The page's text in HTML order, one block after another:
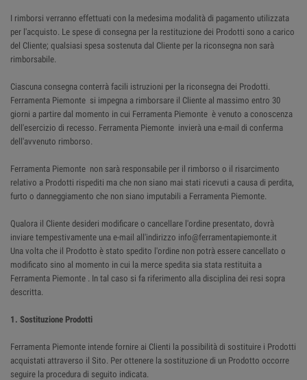
I rimborsi verranno effettuati con la medesima modalità di pagamento utilizzata
per l'acquisto. Le spese di consegna per la restituzione dei Prodotti sono a carico
del Cliente; qualsiasi spesa sostenuta dal Cliente per la riconsegna non sarà
rimborsabile.
Ciascuna consegna conterrà facili istruzioni per la riconsegna dei Prodotti.
Ferramenta Piemonte si impegna a rimborsare il Cliente al massimo entro 30
giorni a partire dal momento in cui Ferramenta Piemonte è venuto a conoscenza
dell'esercizio di recesso. Ferramenta Piemonte invierà una e-mail di conferma
dell'avvenuto rimborso.
Ferramenta Piemonte non sarà responsabile per il rimborso o il risarcimento
relativo a Prodotti rispediti ma che non siano mai stati ricevuti a causa di perdita,
furto o danneggiamento che non siano imputabili a Ferramenta Piemonte.
Qualora il Cliente desideri modificare o cancellare l'ordine presentato, dovrà
inviare tempestivamente una e-mail all'indirizzo info@ferramentapiemonte.it
Una volta che il Prodotto è stato spedito l'ordine non potrà essere cancellato o
modificato sino al momento in cui la merce spedita sia stata restituita a
Ferramenta Piemonte . In tal caso si fa riferimento alla disciplina dei resi sopra
descritta.
1. Sostituzione Prodotti
Ferramenta Piemonte intende fornire ai Clienti la possibilità di sostituire i Prodotti
acquistati attraverso il Sito. Per ottenere la sostituzione di un Prodotto occorre
seguire la procedura di seguito indicata.